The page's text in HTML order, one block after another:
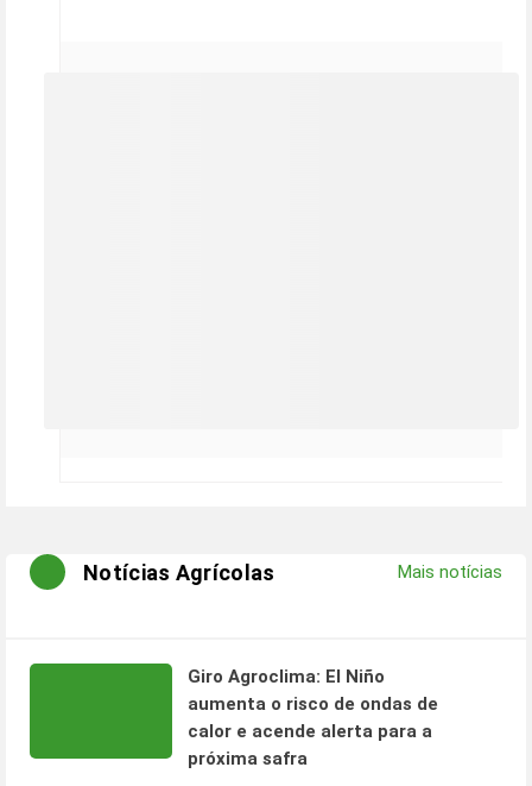
Notícias Agrícolas Mais notícias
Giro Agroclima: El Niño
aumenta o risco de ondas de
calor e acende alerta para a
próxima safra